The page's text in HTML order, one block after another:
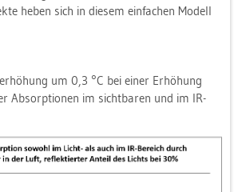
heben sich in die­sem ein­fa­chen Mo­dell
um 0,3 °C bei einer Er­hö­hung
Ab­sorp­tio­nen im sicht­ba­ren und im IR-